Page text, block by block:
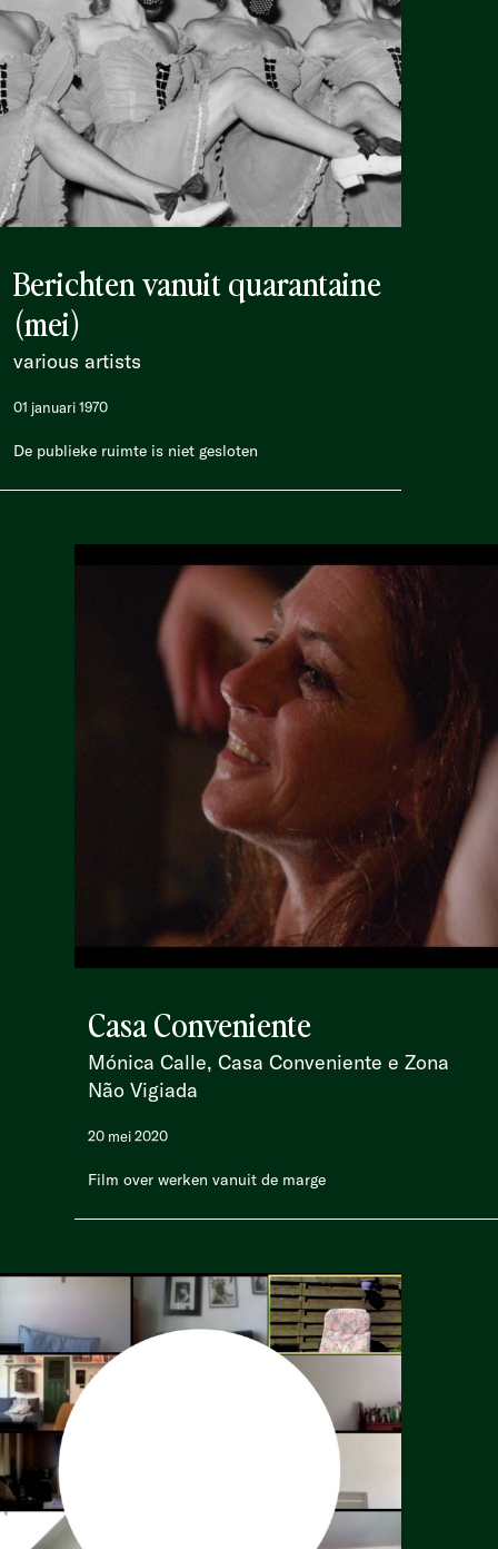
Berichten vanuit quarantaine
(mei)
various artists
01 januari 1970
De publieke ruimte is niet gesloten
Casa Conveniente
Mónica Calle, Casa Conveniente e Zona
Não Vigiada
20 mei 2020
Film over werken vanuit de marge